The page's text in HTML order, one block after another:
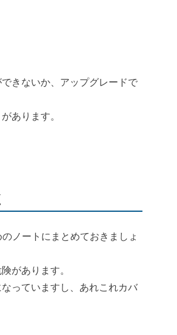
きないか、アップグレードで
あります。
ノートにまとめておきましょ
があります。
っていますし、あれこれカバ